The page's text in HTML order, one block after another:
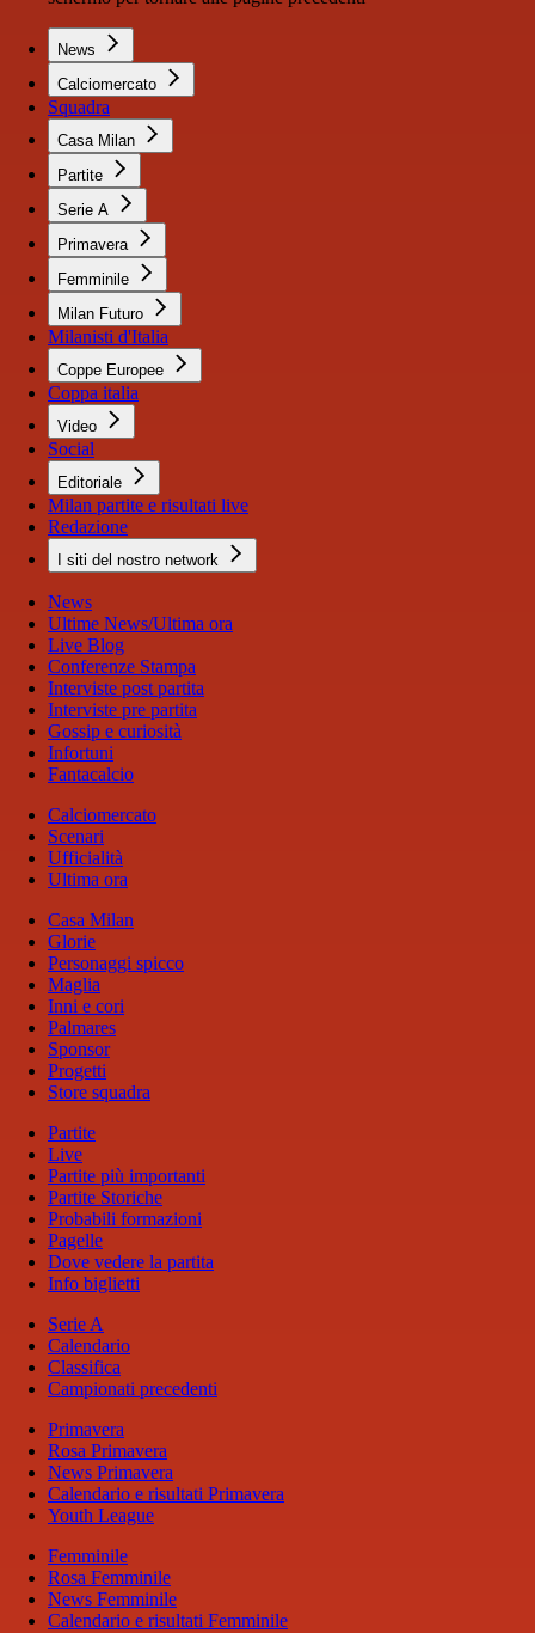
News
Calciomercato
Squadra
Casa Milan
Partite
Serie A
Primavera
Femminile
Milan Futuro
Milanisti d'Italia
Coppe Europee
Coppa italia
Video
Social
Editoriale
Milan partite e risultati live
Redazione
I siti del nostro network
News
Ultime News/Ultima ora
Live Blog
Conferenze Stampa
Interviste post partita
Interviste pre partita
Gossip e curiosità
Infortuni
Fantacalcio
Calciomercato
Scenari
Ufficialità
Ultima ora
Casa Milan
Glorie
Personaggi spicco
Maglia
Inni e cori
Palmares
Sponsor
Progetti
Store squadra
Partite
Live
Partite più importanti
Partite Storiche
Probabili formazioni
Pagelle
Dove vedere la partita
Info biglietti
Serie A
Calendario
Classifica
Campionati precedenti
Primavera
Rosa Primavera
News Primavera
Calendario e risultati Primavera
Youth League
Femminile
Rosa Femminile
News Femminile
Calendario e risultati Femminile